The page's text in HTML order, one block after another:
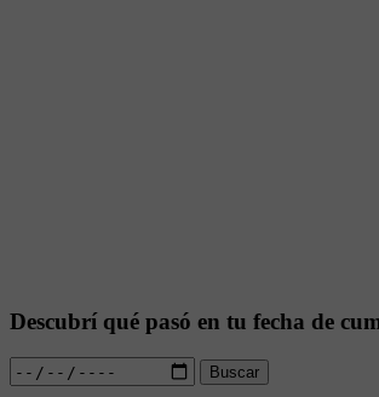
Descubrí qué pasó en tu fecha de
Buscar